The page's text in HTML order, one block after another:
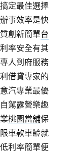
定最佳選擇
辦事效率是快
創新簡單台
率安全有其
專人到府服務
借貸專家的
汽專業最優
駕露營樂趣
桃園當舖保
車款車齡就
利率簡單便